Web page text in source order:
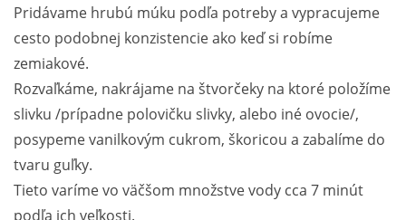
Pridávame hrubú múku podľa potreby a vypracujeme
cesto podobnej konzistencie ako keď si robíme
zemiakové.
Rozvaľkáme, nakrájame na štvorčeky na ktoré položíme
slivku /prípadne polovičku slivky, alebo iné ovocie/,
posypeme vanilkovým cukrom, škoricou a zabalíme do
tvaru guľky.
Tieto varíme vo väčšom množstve vody cca 7 minút
podľa ich veľkosti.